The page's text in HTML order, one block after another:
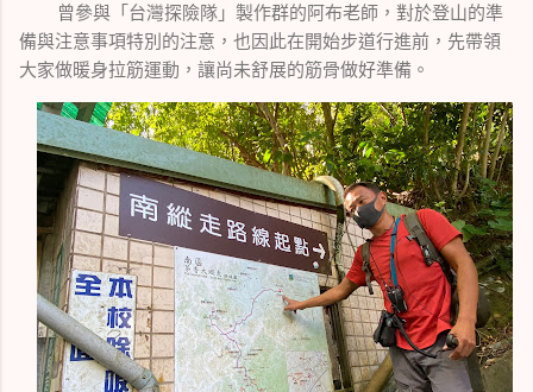
曾參與「台灣探險隊」製作群的阿布老師，對於登山的準
備與注意事項特別的注意，也因此在開始步道行進前，先帶領
大家做暖身拉筋運動，讓尚未舒展的筋骨做好準備。